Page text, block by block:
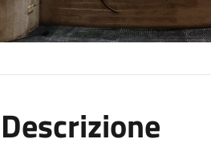
Descrizione